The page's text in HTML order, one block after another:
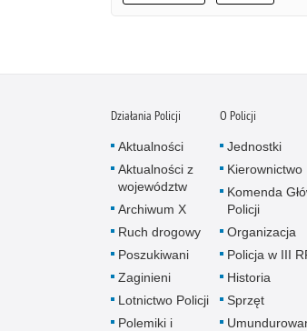
Działania Policji
Aktualności
Aktualności z
województw
Archiwum X
Ruch drogowy
Poszukiwani
Zaginieni
Lotnictwo Policji
Polemiki i
O Policji
Jednostki
Kierownictwo
Komenda
Policji
Organizacja
Policja w III
Historia
Sprzęt